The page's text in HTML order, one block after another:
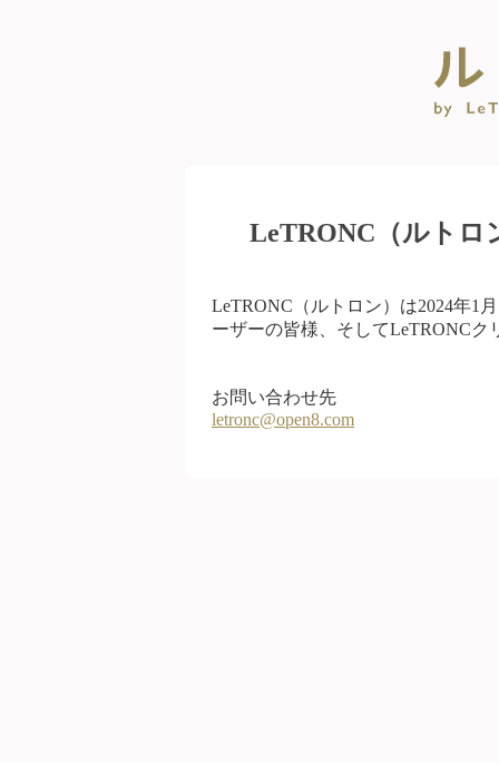
LeTRONC（ルトロ
LeTRONC（ルトロン）は2024年1
ーザーの皆様、そしてLeTRONC
お問い合わせ先
letronc@open8.com